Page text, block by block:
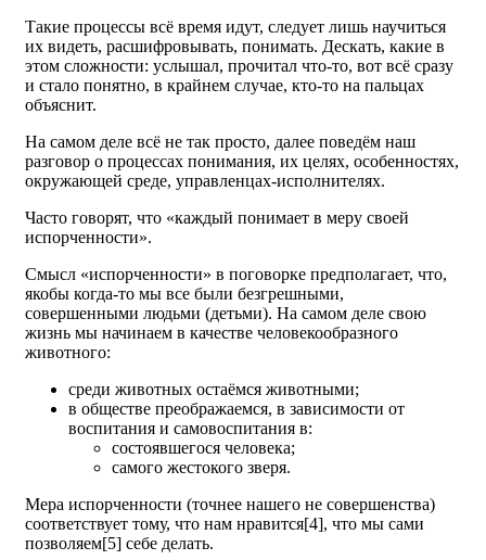
Такие процессы всё время идут, следует лишь научиться
их видеть, расшифровывать, понимать. Дескать, какие в
этом сложности: услышал, прочитал что-то, вот всё сразу
и стало понятно, в крайнем случае, кто-то на пальцах
объяснит.
На самом деле всё не так просто, далее поведём наш
разговор о процессах понимания, их целях, особенностях,
окружающей среде, управленцах-исполнителях.
Часто говорят, что «каждый понимает в меру своей
испорченности».
Смысл «испорченности» в поговорке предполагает, что,
якобы когда-то мы все были безгрешными,
совершенными людьми (детьми). На самом деле свою
жизнь мы начинаем в качестве человекообразного
животного:
среди животных остаёмся животными;
в обществе преображаемся, в зависимости от
воспитания и самовоспитания в:
состоявшегося человека;
самого жестокого зверя.
Мера испорченности (точнее нашего не совершенства)
соответствует тому, что нам нравится[4], что мы сами
позволяем[5] себе делать.